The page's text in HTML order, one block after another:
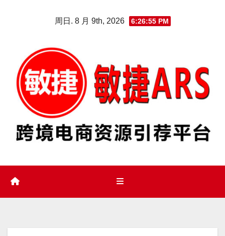
周日. 8 月 9th, 2026 6:26:56 PM